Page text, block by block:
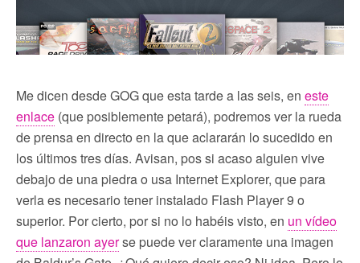
Me dicen desde GOG que esta tarde a las seis, en este
enlace (que posiblemente petará), podremos ver la rueda
de prensa en directo en la que aclararán lo sucedido en
los últimos tres días. Avisan, pos si acaso alguien vive
debajo de una piedra o usa Internet Explorer, que para
verla es necesario tener instalado Flash Player 9 o
superior. Por cierto, por si no lo habéis visto, en un vídeo
que lanzaron ayerse puede ver claramente una imagen